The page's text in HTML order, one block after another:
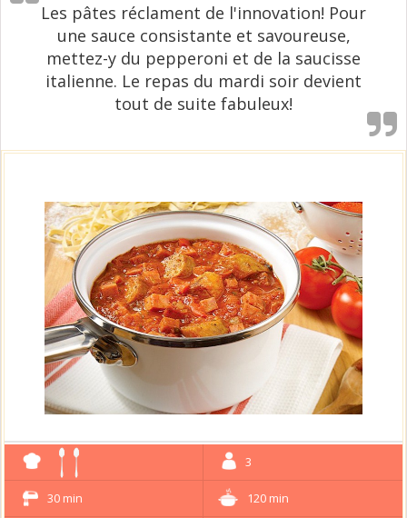
Les pâtes réclament de l'innovation! Pour
une sauce consistante et savoureuse,
mettez-y du pepperoni et de la saucisse
italienne. Le repas du mardi soir devient
tout de suite fabuleux!
3
30 min 120 min